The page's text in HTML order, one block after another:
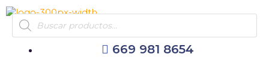
al
contenido
Products
search
669 981 8654